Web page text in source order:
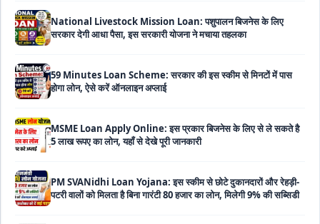
59 Minutes Loan Scheme: सरकार की इस स्कीम से मिनटों में पास
MSME Loan Apply Online: इस प्रकार बिजनेस के लिए से ले सकते है
PM SVANidhi Loan Yojana: इस स्कीम से छोटे दुकानदारों और रेहड़ी-
Haryana Self Help Group Loan 2026: स्वयं सहायता समूह